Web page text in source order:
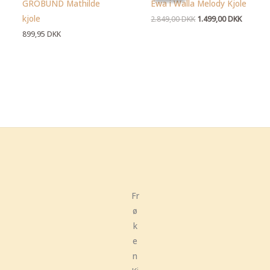
GROBUND Mathilde
kjole
899,95DKK
Ewa i Walla Melody Kjole
2.849,00DKK
var:
2.849,00 DKK.
1.499,00DKK
er:
Fr
ø
k
e
n